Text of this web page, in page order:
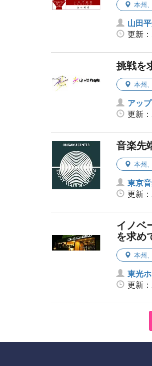
本州、
山田
更新：
挑戦を
本州、
アッ
更新：
音楽先
本州、
東京
更新：
イノベ
を求め
本州、
東光
更新：